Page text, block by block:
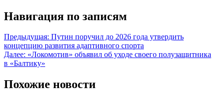
Навигация по записям
Предыдущая: Путин поручил до 2026 года утвердить
концепцию развития адаптивного спорта
Далее: «Локомотив» объявил об уходе своего полузащитника
в «Балтику»
Похожие новости